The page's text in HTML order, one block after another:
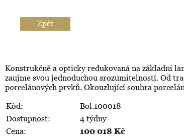
Zpět
Konstrukčně a opticky redukovaná na základní
zaujme svou jednoduchou srozumitelností. Od
porcelánových prvků. Okouzlující souhra
Kód:
Bol.100018
Dostupnost:
4 týdny
Cena:
100 018 Kč